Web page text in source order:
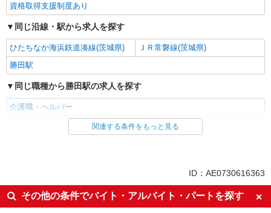
資格取得支援制度あり
同じ沿線・駅から求人を探す
ひたちなか海浜鉄道湊線(茨城県)
ＪＲ常磐線(茨城県)
勝田駅
同じ職種から勝田駅の求人を探す
介護職・ヘルパー
同じ雇用形態から勝田駅の求人を探す
入社日応相談
未経験歓迎
経験者・有資格者歓迎
新卒・第二新卒歓迎
関連する条件をもっと見る
ID：AE0730616363
その他の条件でバイト・アルバイト・パートを探す